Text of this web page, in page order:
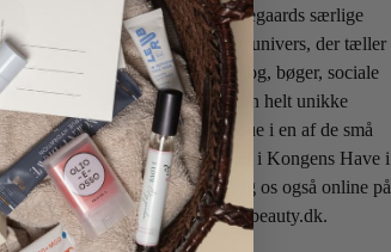
Charlotte Torpegaards særlige
ILOVEBEAUTYunivers, der tæller
både skønhedsblog, bøger, sociale
medier og den helt unikke
skønhedsboutique i en af de små
berømte pavilloner i Kongens Have i
København. Besøg os også online på
shop.ilovebeauty.dk.